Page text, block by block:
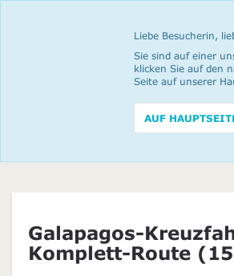
Liebe Besucherin,
Sie sind auf einer
klicken Sie auf den
Seite auf unserer
AUF
Galapagos-
Komplett-Route